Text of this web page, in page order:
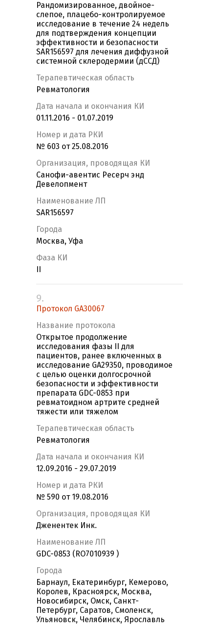
Рандомизированное, двойное-
слепое, плацебо-контролируемое
исследование в течение 24 недель
для подтверждения концепции
эффективности и безопасности
SAR156597 для лечения диффузной
системной склеродермии (дССД)
Терапевтическая область
Ревматология
Дата начала и окончания КИ
01.11.2016 - 01.07.2019
Номер и дата РКИ
№ 603 от 25.08.2016
Организация, проводящая КИ
Санофи-авентис Ресерч энд
Девелопмент
Наименование ЛП
SAR156597
Города
Москва, Уфа
Фаза КИ
9.
Протокол GA30067
Название протокола
Открытое продолжение
исследования фазы II для
пациентов, ранее включенных в
исследование GA29350, проводимое
с целью оценки долгосрочной
безопасности и эффективности
препарата GDC-0853 при
ревматоидном артрите средней
тяжести или тяжелом
Терапевтическая область
Ревматология
Дата начала и окончания КИ
12.09.2016 - 29.07.2019
Номер и дата РКИ
№ 590 от 19.08.2016
Организация, проводящая КИ
Дженентек Инк.
Наименование ЛП
GDC-0853 (RO7010939 )
Города
Барнаул, Екатеринбург, Кемерово,
Королев, Красноярск, Москва,
Новосибирск, Омск, Санкт-
Петербург, Саратов, Смоленск,
Ульяновск, Челябинск, Ярославль